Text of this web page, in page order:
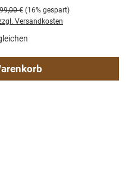
Preis:
€ (16% gespart)
Versandkosten